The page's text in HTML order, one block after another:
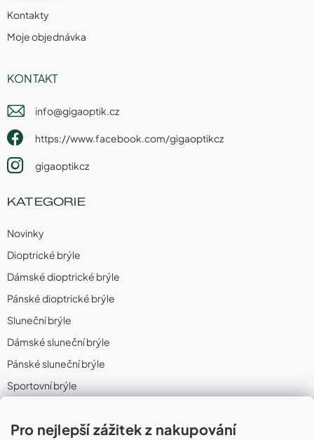
Pro nejlepší zážitek z nakupování
Kontakty
Moje objednávka
KONTAKT
info@gigaoptik.cz
https://www.facebook.com/gigaoptikcz
gigaoptikcz
KATEGORIE
Novinky
Dioptrické brýle
Dámské dioptrické brýle
Pánské dioptrické brýle
Sluneční brýle
Dámské sluneční brýle
Pánské sluneční brýle
Sportovní brýle
Sportovní dioptrické brýle